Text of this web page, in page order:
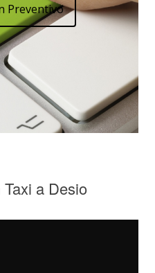
Preventivo
a Desio